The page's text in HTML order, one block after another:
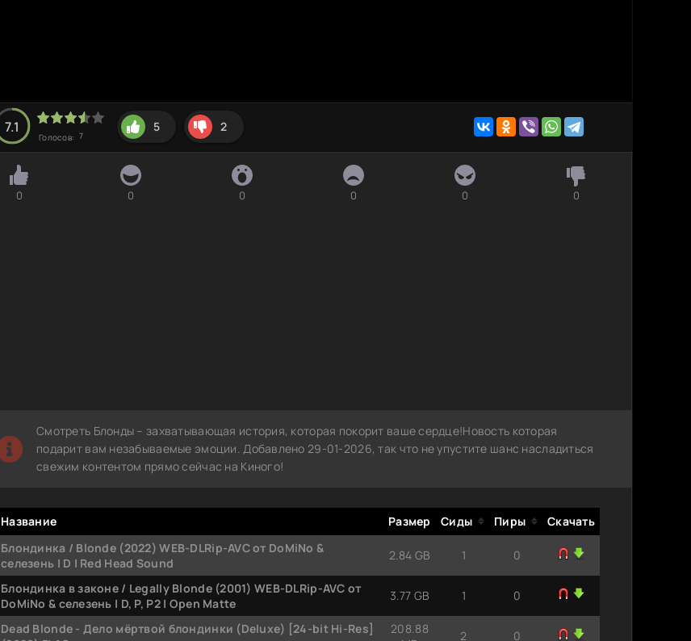
7.1
Голосов: 7
5 2
0 0 0 0 0 0
Смотреть Блонды – захватывающая история, которая покорит ваше сердце!Новость которая
подарит вам незабываемые эмоции. Добавлено 29-01-2026, так что не упустите шанс насладиться
свежим контентом прямо сейчас на Киного!
Название Размер Сиды Пиры
Скачать
Блондинка / Blonde (2022) WEB-DLRip-AVC от DoMiNo &
селезень | D | Red Head Sound
2.84 GB 1 0
Блондинка в законе / Legally Blonde (2001) WEB-DLRip-AVC от
DoMiNo & селезень | D, P, P2 | Open Matte
3.77 GB 1 0
Dead Blonde - Дело мёртвой блондинки (Deluxe) [24-bit Hi-Res]
208.88
2 0